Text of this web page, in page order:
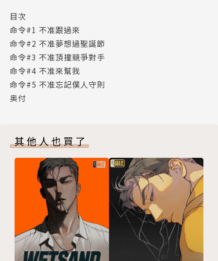
目次
命令#1 不准跟過來
命令#2 不准夢想過聖誕節
命令#3 不准頂撞競爭對手
命令#4 不准來幫我
命令#5 不准忘記僕人守則
奥付
其他人也買了